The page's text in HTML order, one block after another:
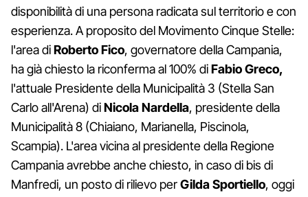
disponibilità di una persona radicata sul territorio e con
esperienza. A proposito del Movimento Cinque Stelle:
l'area diRoberto Fico, governatore della Campania,
ha già chiesto la riconferma al 100% diFabio Greco,
l'attuale Presidente della Municipalità 3 (Stella San
Carlo all'Arena) diNicola Nardella, presidente della
Municipalità 8 (Chiaiano, Marianella, Piscinola,
Scampia). L'area vicina al presidente della Regione
Campania avrebbe anche chiesto, in caso di bis di
Manfredi, un posto di rilievo perGilda Sportiello, oggi